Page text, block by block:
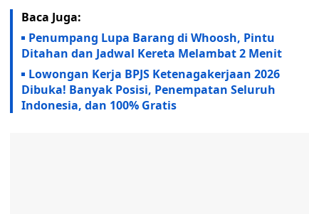
Baca Juga:
Penumpang Lupa Barang di Whoosh, Pintu
Ditahan dan Jadwal Kereta Melambat 2 Menit
Lowongan Kerja BPJS Ketenagakerjaan 2026
Dibuka! Banyak Posisi, Penempatan Seluruh
Indonesia, dan 100% Gratis